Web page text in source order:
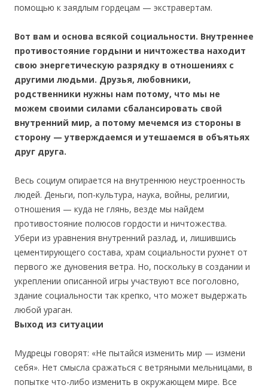
помощью к заядлым гордецам — экстравертам.
Вот вам и основа всякой социальности. Внутреннее
противостояние гордыни и ничтожества находит
свою энергетическую разрядку в отношениях с
другими людьми. Друзья, любовники,
родственники нужны нам потому, что мы не
можем своими силами сбалансировать свой
внутренний мир, а потому мечемся из стороны в
сторону — утверждаемся и утешаемся в объятьях
друг друга.
Весь социум опирается на внутреннюю неустроенность
людей. Деньги, поп-культура, наука, войны, религии,
отношения — куда не глянь, везде мы найдем
противостояние полюсов гордости и ничтожества.
Убери из уравнения внутренний разлад, и, лишившись
цементирующего состава, храм социальности рухнет от
первого же дуновения ветра. Но, поскольку в создании и
укреплении описанной игры участвуют все поголовно,
здание социальности так крепко, что может выдержать
любой ураган.
Выход из ситуации
Мудрецы говорят: «Не пытайся изменить мир — измени
себя». Нет смысла сражаться с ветряными мельницами, в
попытке что-либо изменить в окружающем мире. Все